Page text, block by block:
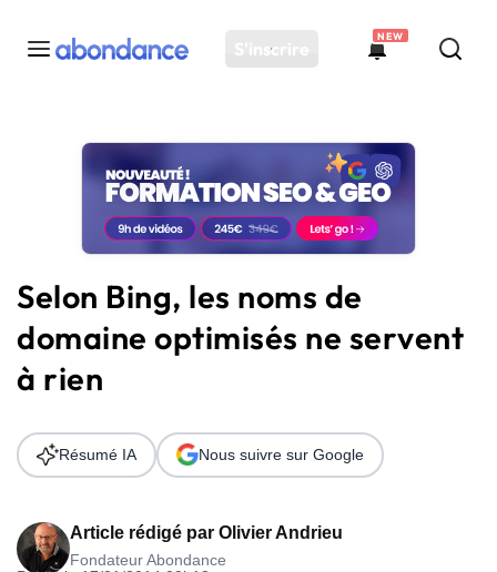
S'inscrire
NEW
Toutes les actus
Actus SEO
Plateforme
Solutions
Ressources
Audit SEO
Selon Bing, les noms de
domaine optimisés ne servent
à rien
Article rédigé par Olivier Andrieu
Fondateur Abondance
Résumé IA Nous suivre sur Google